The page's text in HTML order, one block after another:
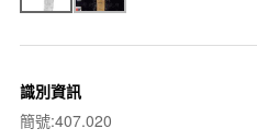
識別資訊
簡號:407.020